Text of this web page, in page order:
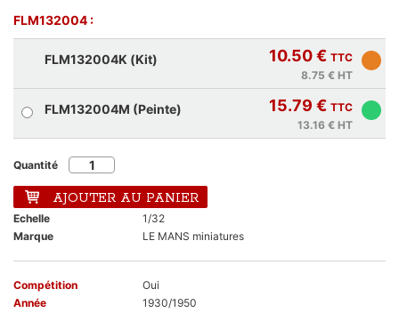
FLM132004 :
FLM132004K (Kit) 10.50 € TTC
8.75 € HT
FLM132004M (Peinte) 15.79 € TTC
13.16 € HT
Quantité
AJOUTER AU PANIER
Echelle
1/32
Marque
LE MANS miniatures
Compétition
Oui
Année
1930/1950